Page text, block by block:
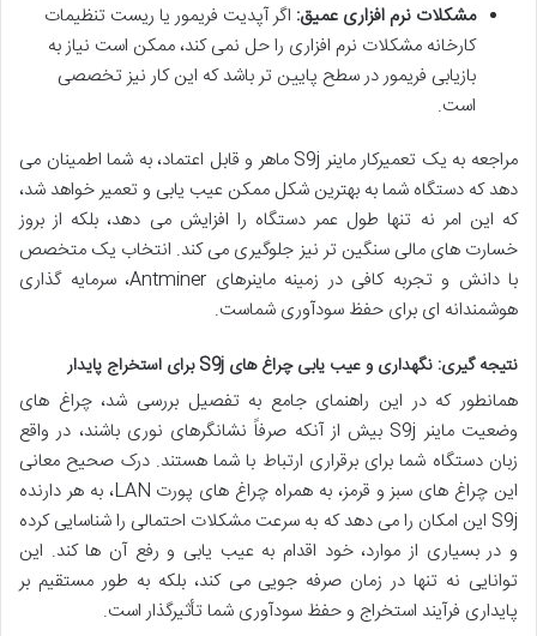
مشکلات نرم افزاری عمیق: اگر آپدیت فریمور یا ریست تنظیمات
کارخانه مشکلات نرم افزاری را حل نمی کند، ممکن است نیاز به
بازیابی فریمور در سطح پایین تر باشد که این کار نیز تخصصی
است.
مراجعه به یک تعمیرکار ماینر S9j ماهر و قابل اعتماد، به شما اطمینان می
دهد که دستگاه شما به بهترین شکل ممکن عیب یابی و تعمیر خواهد شد،
که این امر نه تنها طول عمر دستگاه را افزایش می دهد، بلکه از بروز
خسارت های مالی سنگین تر نیز جلوگیری می کند. انتخاب یک متخصص
با دانش و تجربه کافی در زمینه ماینرهای Antminer، سرمایه گذاری
هوشمندانه ای برای حفظ سودآوری شماست.
نتیجه گیری: نگهداری و عیب یابی چراغ های S9j برای استخراج پایدار
همانطور که در این راهنمای جامع به تفصیل بررسی شد، چراغ های
وضعیت ماینر S9j بیش از آنکه صرفاً نشانگرهای نوری باشند، در واقع
زبان دستگاه شما برای برقراری ارتباط با شما هستند. درک صحیح معانی
این چراغ های سبز و قرمز، به همراه چراغ های پورت LAN، به هر دارنده
S9j این امکان را می دهد که به سرعت مشکلات احتمالی را شناسایی کرده
و در بسیاری از موارد، خود اقدام به عیب یابی و رفع آن ها کند. این
توانایی نه تنها در زمان صرفه جویی می کند، بلکه به طور مستقیم بر
پایداری فرآیند استخراج و حفظ سودآوری شما تأثیرگذار است.